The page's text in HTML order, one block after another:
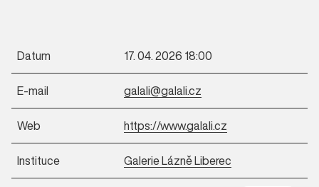
Datum 17. 04. 2026 18:00
E-mail galali@galali.cz
Web https://www.galali.cz
Instituce Galerie Lázně Liberec